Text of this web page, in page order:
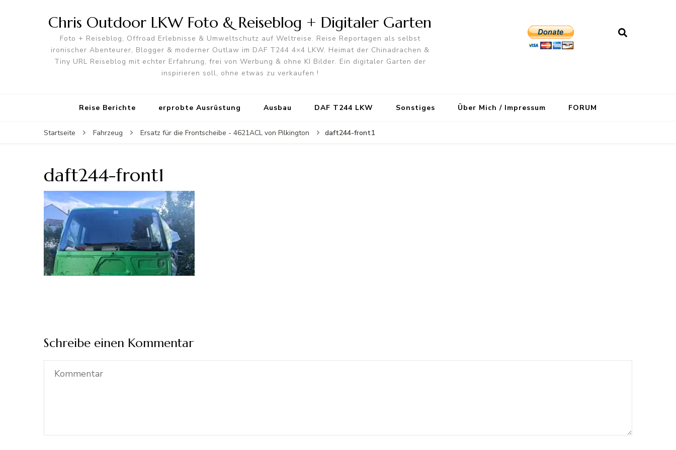
Chris Outdoor LKW Foto & Reiseblog + Digitaler Garten
Foto + Reiseblog, Offroad Erlebnisse & Umweltschutz auf Weltreise. Reise Reportagen als selbst
ironischer Abenteurer, Blogger & moderner Outlaw im DAF T244 4×4 LKW. Heimat der Chinadrachen &
Tiny URL Reiseblog mit echter Erfahrung, frei von Werbung & ohne KI Bilder. Ein digitaler Garten der
inspirieren soll, ohne etwas zu verkaufen !
Reise Berichte erprobte Ausrüstung Ausbau DAF T244 LKW Sonstiges Über Mich / Impressum FORUM
Startseite Fahrzeug Ersatz für die Frontscheibe - 4621ACL von Pilkington daft244-front1
daft244-front1
Schreibe einen Kommentar